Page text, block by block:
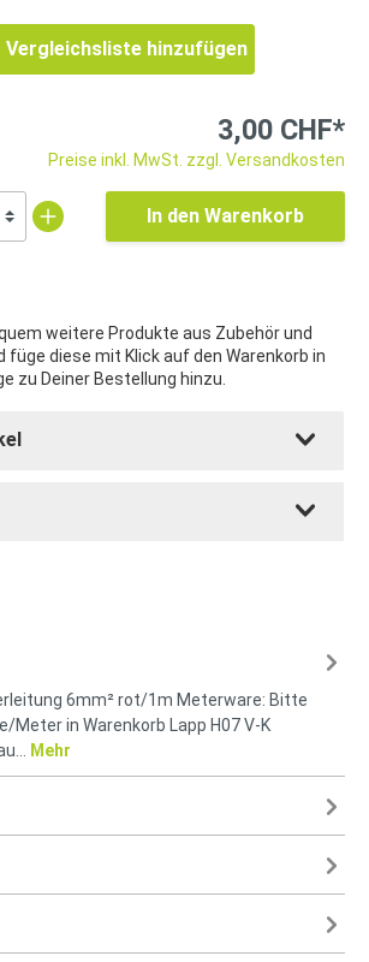
Vergleichsliste hinzufügen
3,00 CHF*
Preise inkl. MwSt. zzgl. Versandkosten
In den Warenkorb
weitere Produkte aus Zubehör und
füge diese mit Klick auf den Warenkorb in
zu Deiner Bestellung hinzu.
6mm² rot/1m Meterware: Bitte
Meter in Warenkorb Lapp H07 V-K
Mehr